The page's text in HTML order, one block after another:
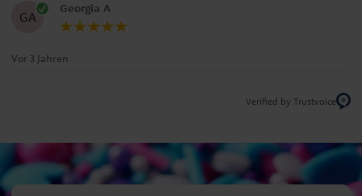
GA
Georgia A
Vor 3 Jahren
Verified by Trustvoice